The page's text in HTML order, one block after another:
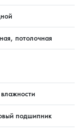
потолочная
подшипник